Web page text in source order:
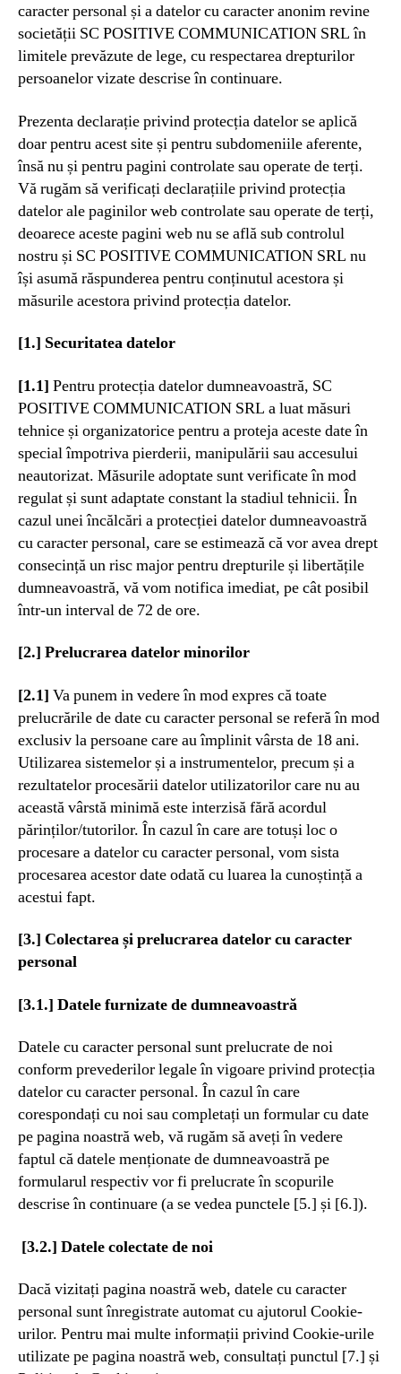
caracter personal și a datelor cu caracter anonim revine
societății SC POSITIVE COMMUNICATION SRL în
limitele prevăzute de lege, cu respectarea drepturilor
persoanelor vizate descrise în continuare.
Prezenta declarație privind protecția datelor se aplică
doar pentru acest site și pentru subdomeniile aferente,
însă nu și pentru pagini controlate sau operate de terți.
Vă rugăm să verificați declarațiile privind protecția
datelor ale paginilor web controlate sau operate de terți,
deoarece aceste pagini web nu se află sub controlul
nostru și SC POSITIVE COMMUNICATION SRL nu
își asumă răspunderea pentru conținutul acestora și
măsurile acestora privind protecția datelor.
[1.] Securitatea datelor
[1.1] Pentru protecția datelor dumneavoastră, SC
POSITIVE COMMUNICATION SRL a luat măsuri
tehnice și organizatorice pentru a proteja aceste date în
special împotriva pierderii, manipulării sau accesului
neautorizat. Măsurile adoptate sunt verificate în mod
regulat și sunt adaptate constant la stadiul tehnicii. În
cazul unei încălcări a protecției datelor dumneavoastră
cu caracter personal, care se estimează că vor avea drept
consecință un risc major pentru drepturile și libertățile
dumneavoastră, vă vom notifica imediat, pe cât posibil
într-un interval de 72 de ore.
[2.] Prelucrarea datelor minorilor
[2.1] Va punem in vedere în mod expres că toate
prelucrările de date cu caracter personal se referă în mod
exclusiv la persoane care au împlinit vârsta de 18 ani.
Utilizarea sistemelor și a instrumentelor, precum și a
rezultatelor procesării datelor utilizatorilor care nu au
această vârstă minimă este interzisă fără acordul
părinților/tutorilor. În cazul în care are totuși loc o
procesare a datelor cu caracter personal, vom sista
procesarea acestor date odată cu luarea la cunoștință a
acestui fapt.
[3.] Colectarea și prelucrarea datelor cu caracter
personal
[3.1.] Datele furnizate de dumneavoastră
Datele cu caracter personal sunt prelucrate de noi
conform prevederilor legale în vigoare privind protecția
datelor cu caracter personal. În cazul în care
corespondați cu noi sau completați un formular cu date
pe pagina noastră web, vă rugăm să aveți în vedere
faptul că datele menționate de dumneavoastră pe
formularul respectiv vor fi prelucrate în scopurile
descrise în continuare (a se vedea punctele [5.] și [6.]).
[3.2.] Datele colectate de noi
Dacă vizitați pagina noastră web, datele cu caracter
personal sunt înregistrate automat cu ajutorul Cookie-
urilor. Pentru mai multe informații privind Cookie-urile
utilizate pe pagina noastră web, consultați punctul [7.] și